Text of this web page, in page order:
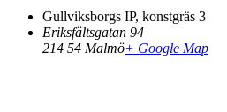
Gullviksborgs IP, konstgräs 3
Eriksfältsgatan 94
214 54 Malmö+ Google Map